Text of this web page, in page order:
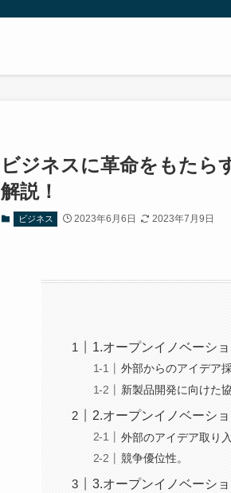
ビジネスに革命をもたら
解説！
ビジネス 2023年6月6日 2023年7月9日
1.オープンイノベーシ
外部からのアイデア
新製品開発に向けた
2.オープンイノベーシ
外部のアイデア取り
競争優位性。
3.オープンイノベーシ